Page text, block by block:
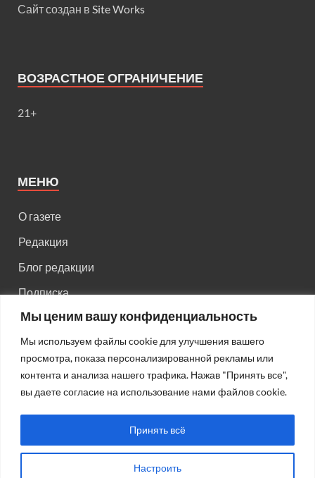
Мы ценим вашу конфиденциальность
Мы используем файлы cookie для улучшения вашего
просмотра, показа персонализированной рекламы или
контента и анализа нашего трафика. Нажав "Принять все",
вы даете согласие на использование нами файлов cookie.
Настроить
Принять всё
Сайт создан в Site Works
ВОЗРАСТНОЕ ОГРАНИЧЕНИЕ
21+
МЕНЮ
О газете
Редакция
Блог редакции
Подписка
Правила поведения на сайте
Реклама
Старый HTML сайт